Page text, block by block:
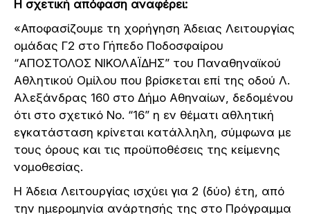
Η σχετική απόφαση αναφέρει:
«Αποφασίζουμε τη χορήγηση Άδειας Λειτουργίας
ομάδας Γ2 στο Γήπεδο Ποδοσφαίρου
“ΑΠΟΣΤΟΛΟΣ ΝΙΚΟΛΑΪΔΗΣ” του Παναθηναϊκού
Αθλητικού Ομίλου που βρίσκεται επί της οδού Λ.
Αλεξάνδρας 160 στο Δήμο Αθηναίων, δεδομένου
ότι στο σχετικό Νο. “16” η εν θέματι αθλητική
εγκατάσταση κρίνεται κατάλληλη, σύμφωνα με
τους όρους και τις προϋποθέσεις της κείμενης
νομοθεσίας.
Η Άδεια Λειτουργίας ισχύει για 2 (δύο) έτη, από
την ημερομηνία ανάρτησής της στο Πρόγραμμα